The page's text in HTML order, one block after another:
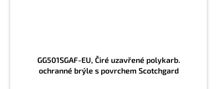
GG501SGAF-EU, Čiré uzavřené polykarb.
ochranné brýle s povrchem Scotchgard